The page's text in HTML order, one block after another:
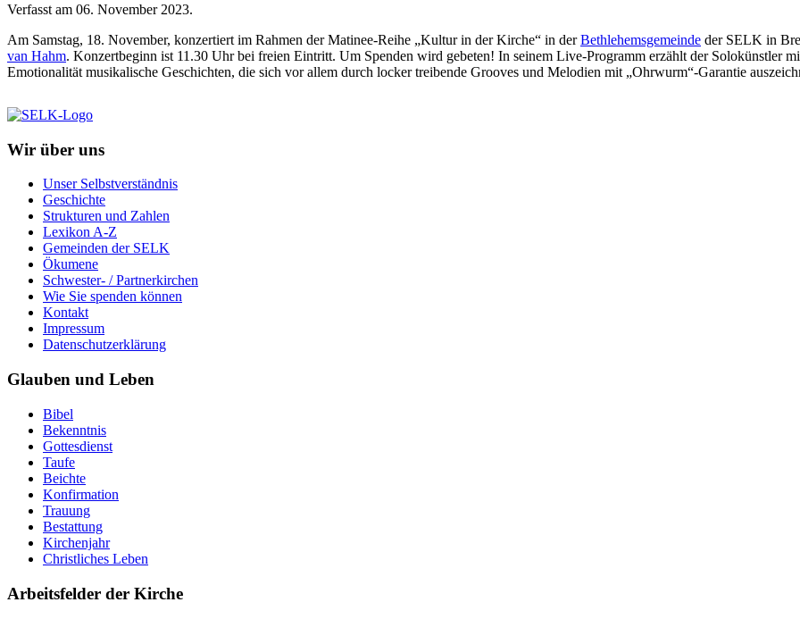
Verfasst am 06. November 2023.
Am Samstag, 18. November, konzertiert im Rahmen der Matinee-Reihe „Kultur in der Kirche“ in derBethlehemsgemeinde der SELK in
van Hahm. Konzertbeginn ist 11.30 Uhr bei freien Eintritt. Um Spenden wird gebeten! In seinem Live-Programm erzählt der Solokünstler
Emotionalität musikalische Geschichten, die sich vor allem durch locker treibende Grooves und Melodien mit „Ohrwurm“-Garantie
Wir über uns
Unser Selbstverständnis
Geschichte
Strukturen und Zahlen
Lexikon A-Z
Gemeinden der SELK
Ökumene
Schwester- / Partnerkirchen
Wie Sie spenden können
Kontakt
Impressum
Datenschutzerklärung
Glauben und Leben
Bibel
Bekenntnis
Gottesdienst
Taufe
Beichte
Konfirmation
Trauung
Bestattung
Kirchenjahr
Christliches Leben
Arbeitsfelder der Kirche